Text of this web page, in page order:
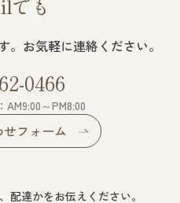
でも
。お気軽に連絡ください。
0466
AM9:00～PM8:00
フォーム
配達かをお伝えください。